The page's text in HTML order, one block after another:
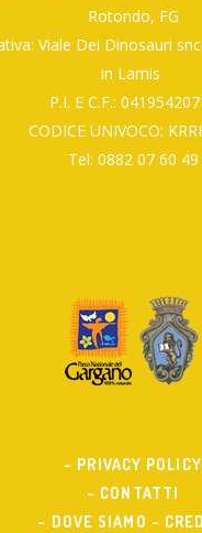
Rotondo, FG
Viale Dei Dinosauri
in Lamis
P.I. E C.F.:
CODICE UNIVOCO:
Tel: 0882 07 60 49
- PRIVACY POLICY
- CONTATTI
- DOVE SIAMO -